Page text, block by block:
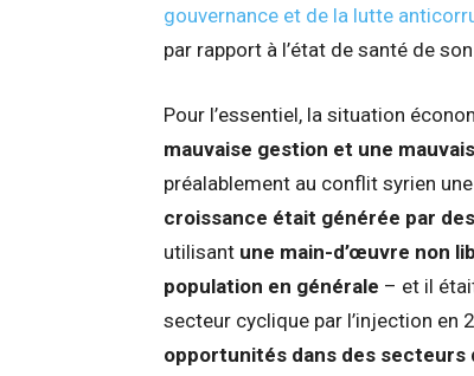
gouvernance et de la lutte
par rapport à l’état de santé de
Pour l’essentiel, la situation
mauvaise gestion et une
préalablement au conflit syrien
croissance était générée par
utilisant une main-d’œuvre non
population en générale – et il
secteur cyclique par l’injection en
opportunités dans des secteurs